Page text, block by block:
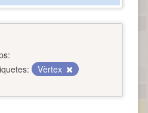
Vèrtex